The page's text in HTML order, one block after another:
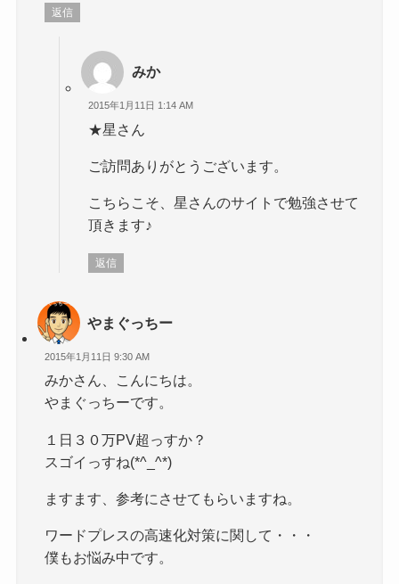
返信
みか
2015年1月11日 1:14 AM
★星さん
ご訪問ありがとうございます。
こちらこそ、星さんのサイトで勉強させて
頂きます♪
返信
やまぐっちー
2015年1月11日 9:30 AM
みかさん、こんにちは。
やまぐっちーです。
１日３０万PV超っすか？
スゴイっすね(*^_^*)
ますます、参考にさせてもらいますね。
ワードプレスの高速化対策に関して・・・
僕もお悩み中です。